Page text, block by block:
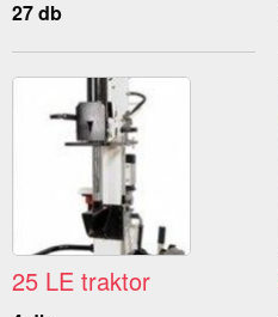
27 db
25 LE traktor